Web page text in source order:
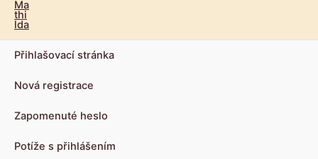
Přihlašovací stránka
Nová registrace
Zapomenuté heslo
Potíže s přihlášením